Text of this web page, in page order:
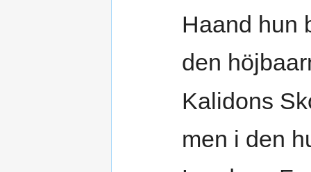
Haand hun
den
Kalidons
men i den